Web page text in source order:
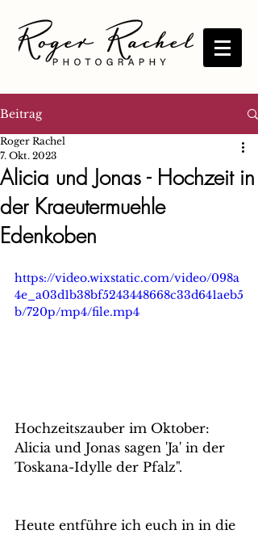
Beitrag
Alicia und Jonas - Hochzeit in
der Kraeutermuehle
Edenkoben
Roger Rachel
7. Okt. 2023
https://video.wixstatic.com/video/098a
4e_a03d1b38bf5243448668c33d641aeb5
b/720p/mp4/file.mp4
Hochzeitszauber im Oktober:
Alicia und Jonas sagen 'Ja' in der
Toskana-Idylle der Pfalz".
Heute entführe ich euch in in die